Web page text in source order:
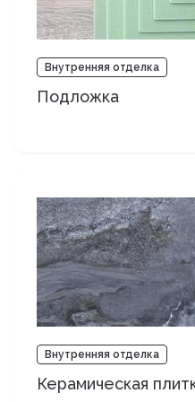
Внутренняя отделка
Подложка
Внутренняя отделка
Керамическая